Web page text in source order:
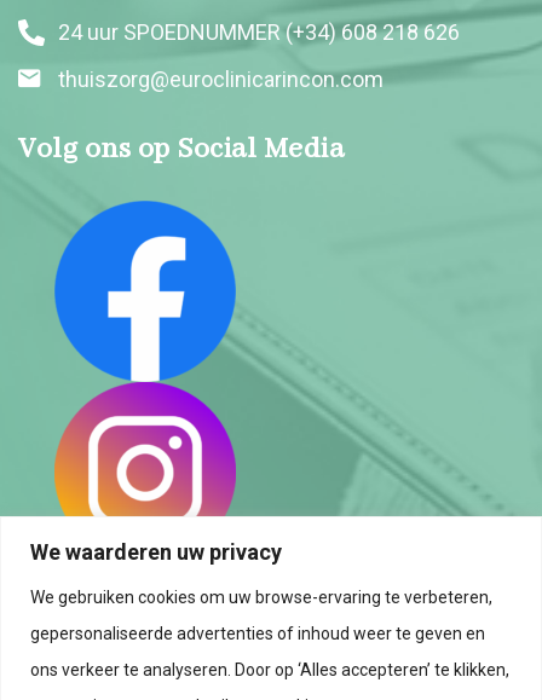
We waarderen uw privacy
We gebruiken cookies om uw browse-ervaring te verbeteren,
gepersonaliseerde advertenties of inhoud weer te geven en
ons verkeer te analyseren. Door op ‘Alles accepteren’ te klikken,
24 uur SPOEDNUMMER (+34) 608 218 626
thuiszorg@euroclinicarincon.com
Volg ons op Social Media
Privacybeleid
Cookiebeleid